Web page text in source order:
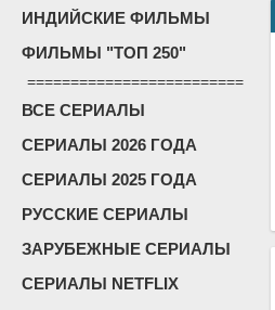
ИНДИЙСКИЕ ФИЛЬМЫ
ФИЛЬМЫ "ТОП 250"
=========================
ВСЕ СЕРИАЛЫ
СЕРИАЛЫ 2026 ГОДА
СЕРИАЛЫ 2025 ГОДА
РУССКИЕ СЕРИАЛЫ
ЗАРУБЕЖНЫЕ СЕРИАЛЫ
СЕРИАЛЫ NETFLIX